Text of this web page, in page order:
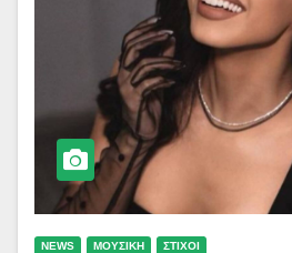
NEWS ΜΟΥΣΙΚΗ ΣΤΙΧΟΙ